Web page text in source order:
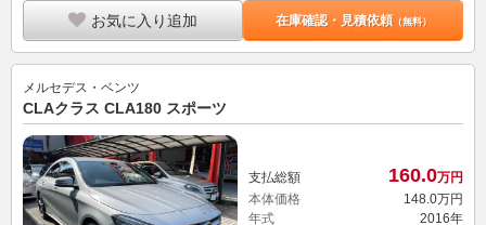
お気に入り追加 在庫確認・見積依頼（無料）
メルセデス・ベンツ
CLAクラス CLA180 スポーツ
支払総額 160.0万円
本体価格
148.0万円
年式
2016年